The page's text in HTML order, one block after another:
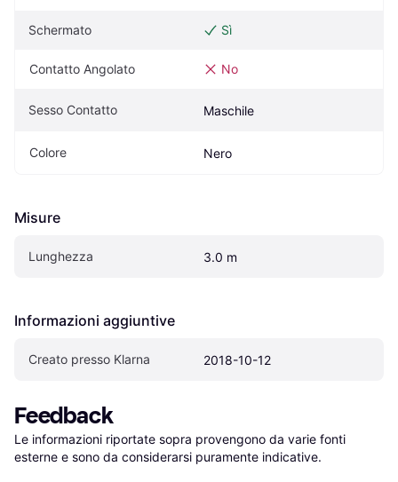
Schermato Sì
Contatto Angolato No
Sesso Contatto Maschile
Colore Nero
Misure
Lunghezza 3.0 m
Informazioni aggiuntive
Creato presso Klarna 2018-10-12
Feedback
Le informazioni riportate sopra provengono da varie fonti
esterne e sono da considerarsi puramente indicative.